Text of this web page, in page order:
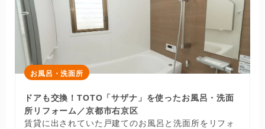
お風呂・洗面所
ドアも交換！TOTO「サザナ」を使ったお風呂・洗面
所リフォーム／京都市右京区
賃貸に出されていた戸建てのお風呂と洗面所をリフォ